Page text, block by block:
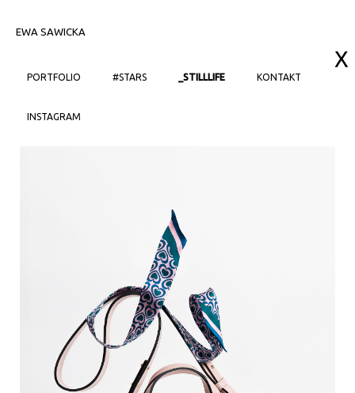
EWA SAWICKA
PORTFOLIO #STARS _STILLLIFE KONTAKT
INSTAGRAM
X